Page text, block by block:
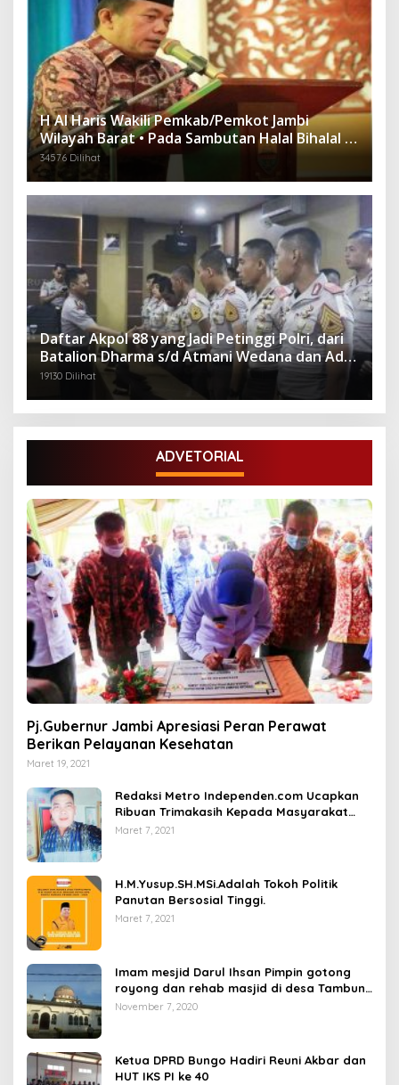
H Al Haris Wakili Pemkab/Pemkot Jambi
Wilayah Barat • Pada Sambutan Halal Bihalal di
Gubernuran
34576 Dilihat
Daftar Akpol 88 yang Jadi Petinggi Polri, dari
Batalion Dharma s/d Atmani Wedana dan Adhi
Pradana
19130 Dilihat
ADVETORIAL
Pj.Gubernur Jambi Apresiasi Peran Perawat
Berikan Pelayanan Kesehatan
Maret 19, 2021
Redaksi Metro Independen.com Ucapkan
Ribuan Trimakasih Kepada Masyarakat
Pengunjung Dan Pembaca.
Maret 7, 2021
H.M.Yusup.SH.MSi.Adalah Tokoh Politik
Panutan Bersosial Tinggi.
Maret 7, 2021
Imam mesjid Darul Ihsan Pimpin gotong
royong dan rehab masjid di desa Tambun
Arang Kecamatan Sumay, kabupaten tebo
November 7, 2020
Ketua DPRD Bungo Hadiri Reuni Akbar dan
HUT IKS PI ke 40